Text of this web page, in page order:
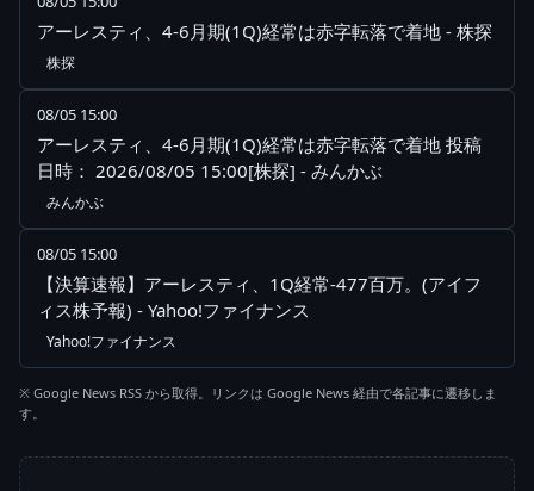
アーレスティ、4-6月期(1Q)経常は赤字転落で着地 - 株探
株探
08/05 15:00
アーレスティ、4-6月期(1Q)経常は赤字転落で着地 投稿
日時： 2026/08/05 15:00[株探] - みんかぶ
みんかぶ
08/05 15:00
【決算速報】アーレスティ、1Q経常-477百万。(アイフ
ィス株予報) - Yahoo!ファイナンス
Yahoo!ファイナンス
※ Google News RSS から取得。リンクは Google News 経由で各記事に遷移しま
す。